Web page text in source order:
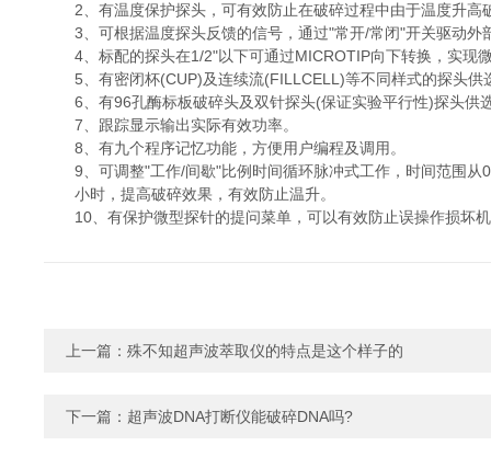
2、有温度保护探头，可有效防止在破碎过程中由于温度升高
3、可根据温度探头反馈的信号，通过"常开/常闭"开关驱动外
4、标配的探头在1/2"以下可通过MICROTIP向下转换，实现
5、有密闭杯(CUP)及连续流(FILLCELL)等不同样式的探头供
6、有96孔酶标板破碎头及双针探头(保证实验平行性)探头供
7、跟踪显示输出实际有效功率。
8、有九个程序记忆功能，方便用户编程及调用。
9、可调整"工作/间歇"比例时间循环脉冲式工作，时间范围从
小时，提高破碎效果，有效防止温升。
10、有保护微型探针的提问菜单，可以有效防止误操作损坏
上一篇： 殊不知超声波萃取仪的特点是这个样子的
下一篇： 超声波DNA打断仪能破碎DNA吗?